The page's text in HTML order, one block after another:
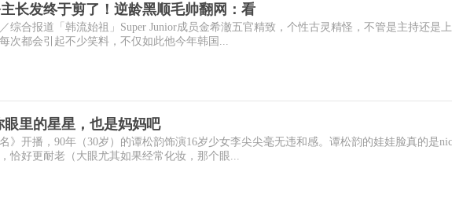
长发终于剪了！逆龄黑顺毛帅翻网：看
综合报道「韩流始祖」Super Junior成员金希澈五官精致，个性古灵精怪，不管是主持还是
次都会引起不少笑料，不仅如此他今年韩国...
眼里的星星，也是妈妈吧
名》开播，90年（30岁）的谭松韵饰演16岁少女李尖尖毫无违和感。谭松韵的娃娃脸真的是
恰好更耐老（大眼尤其如果经常化妆，那个眼...